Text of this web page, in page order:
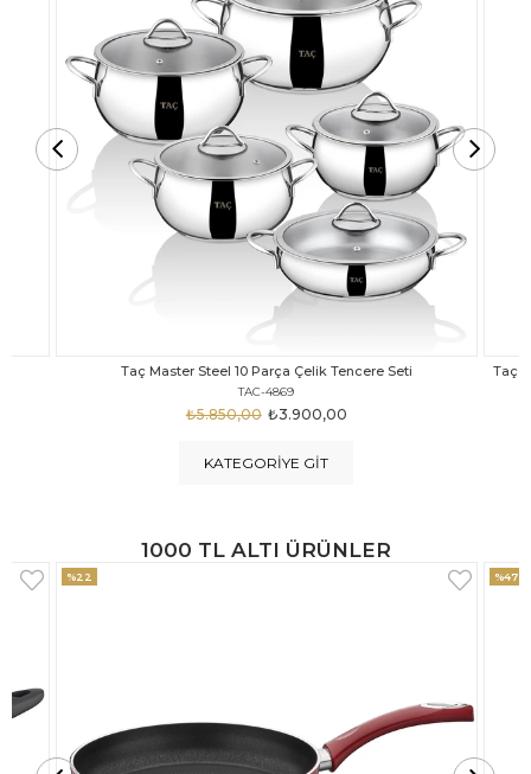
Taç Carabella Döküm Cam Kapak 7 Parça Tencere Seti Siyah
TAC-3817
₺3.250,00
₺4.350,00
KATEGORIYE GIT
1000 TL ALTI ÜRÜNLER
%47 %18